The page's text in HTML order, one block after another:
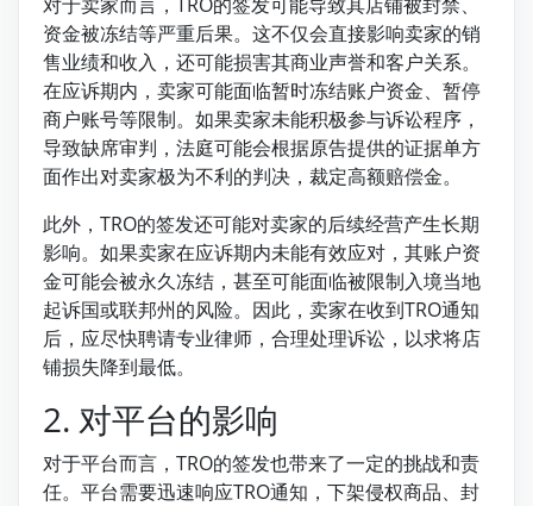
资金被冻结等严重后果。这不仅会直接影响卖家的销
售业绩和收入，还可能损害其商业声誉和客户关系。
在应诉期内，卖家可能面临暂时冻结账户资金、暂停
商户账号等限制。如果卖家未能积极参与诉讼程序，
导致缺席审判，法庭可能会根据原告提供的证据单方
面作出对卖家极为不利的判决，裁定高额赔偿金。
此外，TRO的签发还可能对卖家的后续经营产生长期
影响。如果卖家在应诉期内未能有效应对，其账户资
金可能会被永久冻结，甚至可能面临被限制入境当地
起诉国或联邦州的风险。因此，卖家在收到TRO通知
后，应尽快聘请专业律师，合理处理诉讼，以求将店
铺损失降到最低。
2. 对平台的影响
对于平台而言，TRO的签发也带来了一定的挑战和责
任。平台需要迅速响应TRO通知，下架侵权商品、封